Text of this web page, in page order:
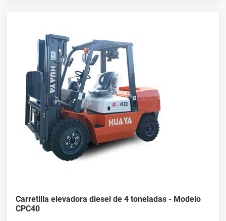
Carretilla elevadora diesel de 4 toneladas - Modelo
CPC40